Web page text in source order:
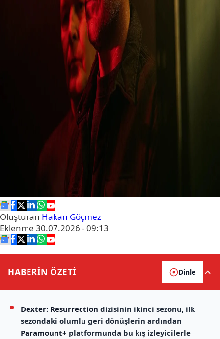
Oluşturan Hakan Göçmez
Eklenme 30.07.2026 - 09:13
HABERİN ÖZETİ Dinle
Dexter: Resurrection dizisinin ikinci sezonu, ilk
sezondaki olumlu geri dönüşlerin ardından
Paramount+ platformunda bu kış izleyicilerle